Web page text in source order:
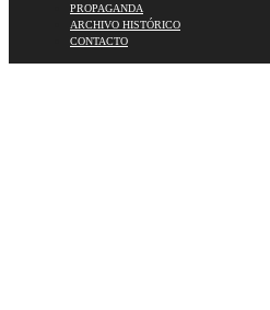
PROPAGANDA
ARCHIVO HISTÓRICO
CONTACTO